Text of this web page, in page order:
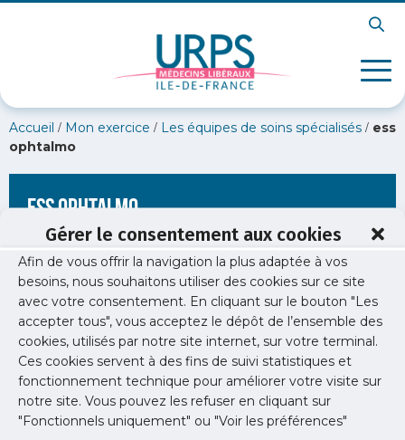
Gérer le consentement aux cookies
Afin de vous offrir la navigation la plus adaptée à vos
besoins, nous souhaitons utiliser des cookies sur ce site
avec votre consentement. En cliquant sur le bouton "Les
accepter tous", vous acceptez le dépôt de l’ensemble des
cookies, utilisés par notre site internet, sur votre terminal.
Ces cookies servent à des fins de suivi statistiques et
fonctionnement technique pour améliorer votre visite sur
notre site. Vous pouvez les refuser en cliquant sur
"Fonctionnels uniquement" ou "Voir les préférences"
Accueil / Mon exercice / Les équipes de soins spécialisés / ess
ophtalmo
ess ophtalmo